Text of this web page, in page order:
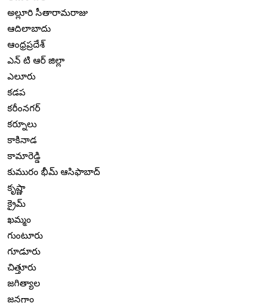
అల్లూరి సీతారామరాజు
ఆదిలాబాదు
ఆంధ్రప్రదేశ్
ఎన్ టి ఆర్ జిల్లా
ఎలూరు
కడప
కరీంనగర్
కర్నూలు
కాకినాడ
కామారెడ్డి
కుమురం భీమ్ ఆసిఫాబాద్
కృష్ణా
క్రైమ్
ఖమ్మం
గుంటూరు
గూడూరు
చిత్తూరు
జగిత్యాల
జనగాం